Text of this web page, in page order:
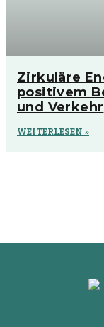
Zirkuläre
positivem
und Verkehr
WEITERLESEN »